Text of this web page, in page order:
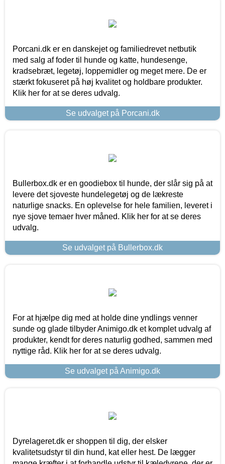
Porcani.dk er en danskejet og familiedrevet netbutik
med salg af foder til hunde og katte, hundesenge,
kradsebræt, legetøj, loppemidler og meget mere. De er
stærkt fokuseret på høj kvalitet og holdbare produkter.
Klik her for at se deres udvalg.
Se udvalget på Porcani.dk
Bullerbox.dk er en goodiebox til hunde, der slår sig på at
levere det sjoveste hundelegetøj og de lækreste
naturlige snacks. En oplevelse for hele familien, leveret i
nye sjove temaer hver måned. Klik her for at se deres
udvalg.
Se udvalget på Bullerbox.dk
For at hjælpe dig med at holde dine yndlings venner
sunde og glade tilbyder Animigo.dk et komplet udvalg af
produkter, kendt for deres naturlig godhed, sammen med
nyttige råd. Klik her for at se deres udvalg.
Se udvalget på Animigo.dk
Dyrelageret.dk er shoppen til dig, der elsker
kvalitetsudstyr til din hund, kat eller hest. De lægger